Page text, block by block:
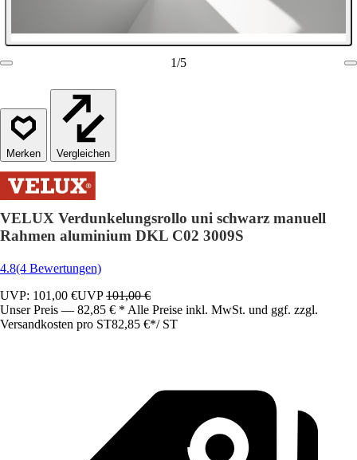
1/5
Vergleichen
VELUX Verdunkelungsrollo uni schwarz manuell
Rahmen aluminium DKL C02 3009S
4.8(4 Bewertungen)
UVP: 101,00 €UVP101,00 €
Unser Preis — 82,85 € * Alle Preise inkl. MwSt. und ggf. zzgl.
Versandkosten pro ST82,85 €*/ ST